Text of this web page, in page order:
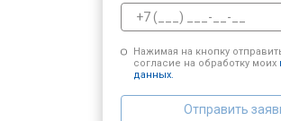
Нажимая на кнопку
согласие на обработку моих
данных.
Отправить